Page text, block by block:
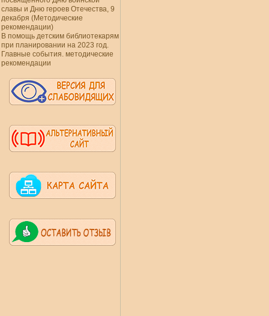
славы и Дню героев Отечества, 9
декабря (Методические
рекомендации)
В помощь детским библиотекарям
при планировании на 2023 год.
Главные события. методические
рекомендации